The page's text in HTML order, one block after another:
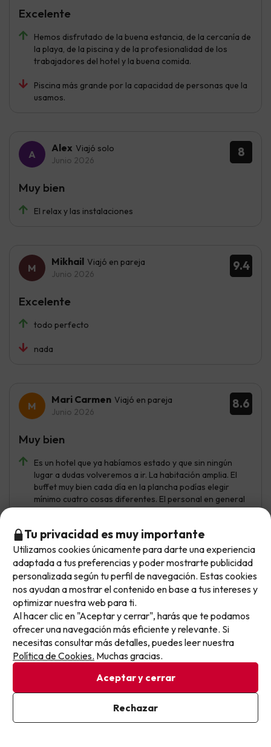
Hemos disfrutado de la buena estancia, de la cercanía de
la playa, de la piscina y de la profesionalidad de los
trabajadores del hotel y la buena comida.
Piscina más grande por la capacidad de personas que la
usamos.
Excelente
8
Alex Viajó solo
Junio 2026
El relax y las instalaciones
Muy bien
9.4
Mikhail Viajó en pareja
Junio 2026
todo perfecto
nada
Excelente
8.6
Mari Carmen Viajó en pareja
Junio 2026
Es un hotel que ya habíamos estado y que sin ningún
lugar a dudas volveremos a ir. La habitación amplia. El
buffet muy bien cada día en la plancha podías elegir
mínimo cuatro cosas diferentes. El personal en general
muy amable los del restaurante súper amables. Tiene dos
amplia zona de césped y sombra. Zonas comunes
amplias y muy limpias
Por mencionar algo negativo sería el aparcamiento que
tuvimos que pagar todos los días zona azul. Pero esto ya
no depende de ellos
Muy bien
Francisco Viajó con amigos
Junio 2026
Las habitaciones para ir en pareja están muy guay. La
ubicación un poco a las afueras pero bien también.
No llegas tarde: llegas al siguiente.
Este chollo ya ha caducado, pero cada día lanzamos
nuevas oportunidades para viajar mejor y pagar
menos.
Apúntate y que el próximo no se te escape.
Pon tu mejor e-mail
Ya estoy suscrito
Al suscribirte, confirmas haber leído y estar de acuerdo con la
Tu privacidad es muy importante
Utilizamos cookies únicamente para darte una experiencia
adaptada a tus preferencias y poder mostrarte publicidad
personalizada según tu perfil de navegación. Estas cookies
nos ayudan a mostrar el contenido en base a tus intereses y
optimizar nuestra web para ti.
Al hacer clic en "Aceptar y cerrar", harás que te podamos
ofrecer una navegación más eficiente y relevante. Si
necesitas consultar más detalles, puedes leer nuestra
Política de Cookies. Muchas gracias.
Aceptar y cerrar
Rechazar